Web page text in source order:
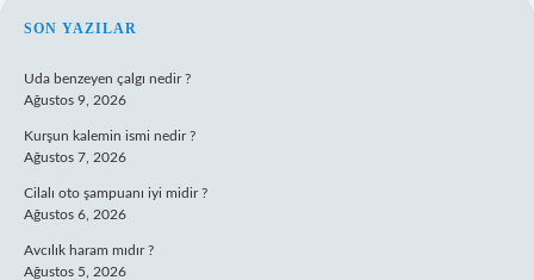
SIDEBAR
SON YAZILAR
Uda benzeyen çalgı nedir ?
Ağustos 9, 2026
Kurşun kalemin ismi nedir ?
Ağustos 7, 2026
Cilalı oto şampuanı iyi midir ?
Ağustos 6, 2026
Avcılık haram mıdır ?
Ağustos 5, 2026